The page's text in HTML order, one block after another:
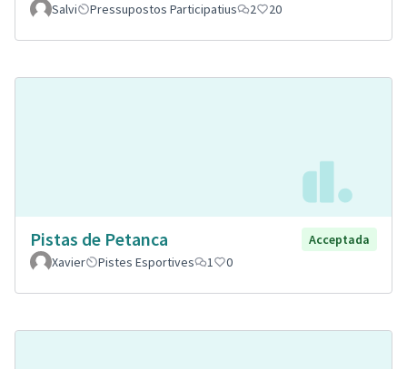
Salvi Pressupostos Participatius 2 20
Pistas de Petanca
Acceptada
Xavier
Pistes Esportives 1 0